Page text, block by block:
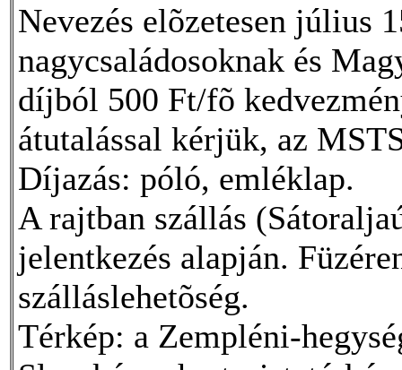
Nevezés elõzetesen július
nagycsaládosoknak és
díjból 500 Ft/fõ
átutalással kérjük, az
Díjazás: póló, emléklap.
A rajtban szállás
jelentkezés alapján.
szálláslehetõség.
Térkép: a Zempléni-